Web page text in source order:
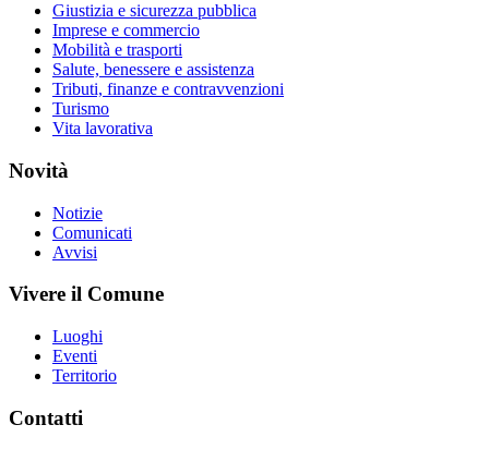
Giustizia e sicurezza pubblica
Imprese e commercio
Mobilità e trasporti
Salute, benessere e assistenza
Tributi, finanze e contravvenzioni
Turismo
Vita lavorativa
Novità
Notizie
Comunicati
Avvisi
Vivere il Comune
Luoghi
Eventi
Territorio
Contatti